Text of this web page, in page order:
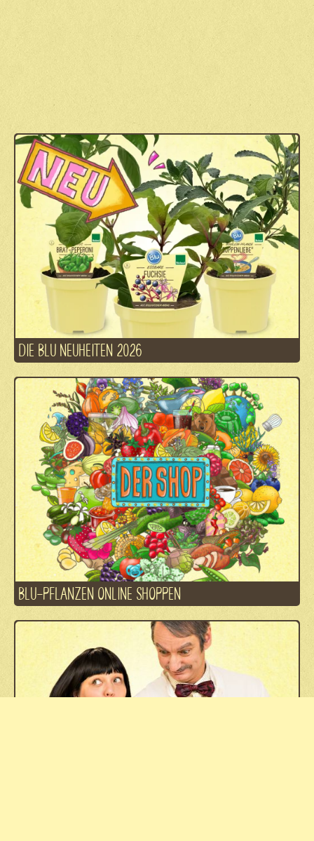
DIE BLU NEUHEITEN 2026
BLU-PFLANZEN ONLINE SHOPPEN